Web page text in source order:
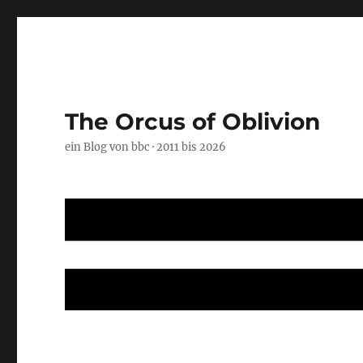
The Orcus of Oblivion
ein Blog von bbc · 2011 bis 2026